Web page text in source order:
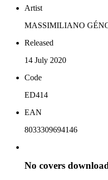
Artist
MASSIMILIANO
Released
14 July 2020
Code
ED414
EAN
8033309694146
No covers